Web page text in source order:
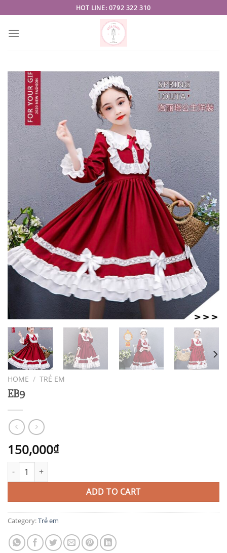
to
content
HOT LINE: 0792 322 310
HOME / TRẺ EM
EB9
150,000₫
EB9 quantity
ADD TO CART
Category:Trẻ em